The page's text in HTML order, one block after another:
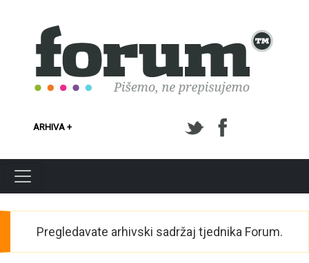
ARHIVA +
Pregledavate arhivski sadržaj tjednika Forum.